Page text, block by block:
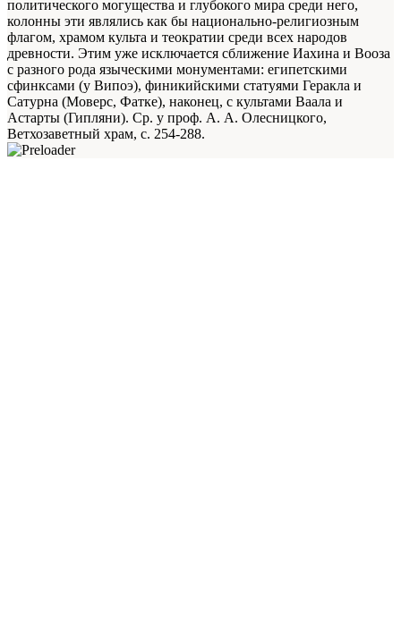
политического могущества и глубокого мира среди него,
колонны эти являлись как бы национально-религиозным
флагом, храмом культа и теократии среди всех народов
древности. Этим уже исключается сближение Иахина и Вооза
с разного рода языческими монументами: египетскими
сфинксами (у Випоэ), финикийскими статуями Геракла и
Сатурна (Моверс, Фатке), наконец, с культами Ваала и
Астарты (Гипляни). Ср. у проф. А. А. Олесницкого,
Ветхозаветный храм, с. 254-288.